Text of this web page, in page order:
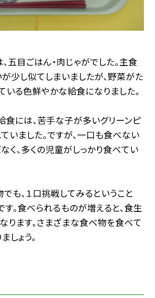
五目ごはん・肉じゃがでした。主食
少し似てしまいましたが、野菜がた
いる色鮮やかな給食になりました。
食には、苦手な子が多いグリーンピ
いました。ですが、一口も食べない
く、多くの児童がしっかり食べてい
も、１口挑戦してみるということ
す。食べられるものが増えると、食生
ります。さまざまな食べ物を食べて
しょう。